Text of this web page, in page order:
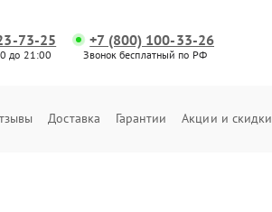
73-25
до 21:00
+7 (800) 100-33-26
Звонок бесплатный по РФ
Доставка Гарантии Акции и скидки